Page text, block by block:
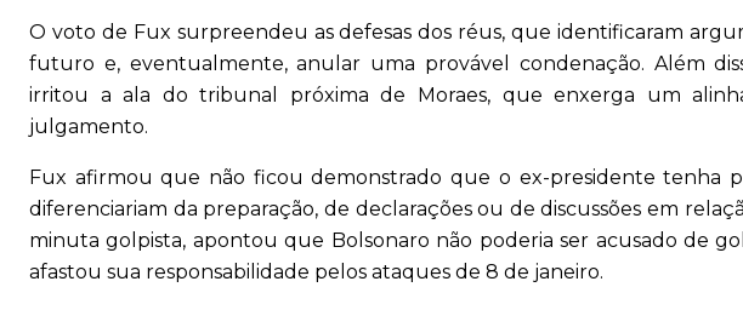
O voto de Fux surpreendeu as defesas dos réus, que identificaram
futuro e, eventualmente, anular uma provável condenação. Além
irritou a ala do tribunal próxima de Moraes, que enxerga um
julgamento.
Fux afirmou que não ficou demonstrado que o ex-presidente tenha
diferenciariam da preparação, de declarações ou de discussões em
minuta golpista, apontou que Bolsonaro não poderia ser acusado de
afastou sua responsabilidade pelos ataques de 8 de janeiro.